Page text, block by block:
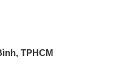
TPHCM